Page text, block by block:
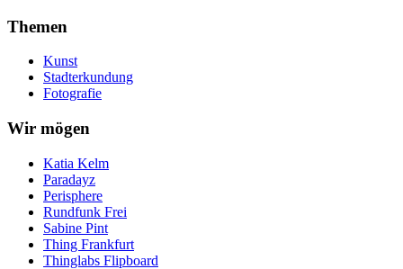
Themen
Kunst
Stadterkundung
Fotografie
Wir mögen
Katia Kelm
Paradayz
Perisphere
Rundfunk Frei
Sabine Pint
Thing Frankfurt
Thinglabs Flipboard